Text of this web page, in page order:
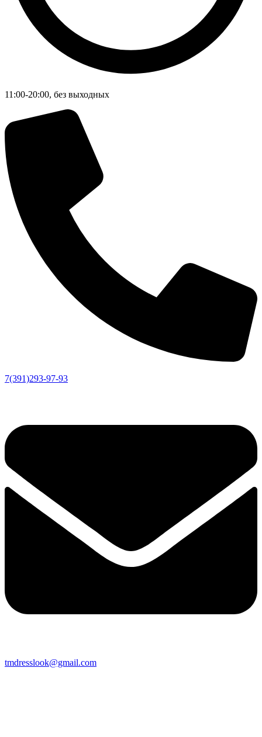
11:00-20:00, без выходных
7(391)293-97-93
tmdresslook@gmail.com